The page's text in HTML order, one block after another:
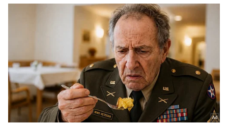
ಅನೇಕ ದೃಶ್ಯಗಳು ಕಾಲ್ಪನಿಕವಾಗಿವೆ, ಆದರೆ ಚಿತ್ರವು ನಿಮ್ಮನ್ನು
ಕೊನೆಯವರೆಗೂ ಹಿಡಿದಿಟ್ಟುಕೊಳ್ಳುತ್ತದೆ. ನಿಮಗೆ ರಾಮ್ ಜಿ
ಪಾತ್ರದ ಪರಿಚಯವಿದ್ದರೆ ನೀವು ಈ ಚಿತ್ರವನ್ನು
ನೋಡಲೇಬೇಕು. ಹಳೆಯ ಕಥಾವಸ್ತುವಿನ ಜೊತೆಗೆ ಹೊಸ